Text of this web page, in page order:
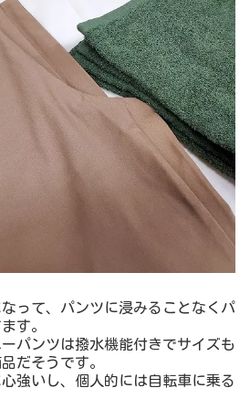
って、パンツに浸みることなくパ
す。
パンツは撥水機能付きでサイズも
だそうです。
強いし、個人的には自転車に乗る